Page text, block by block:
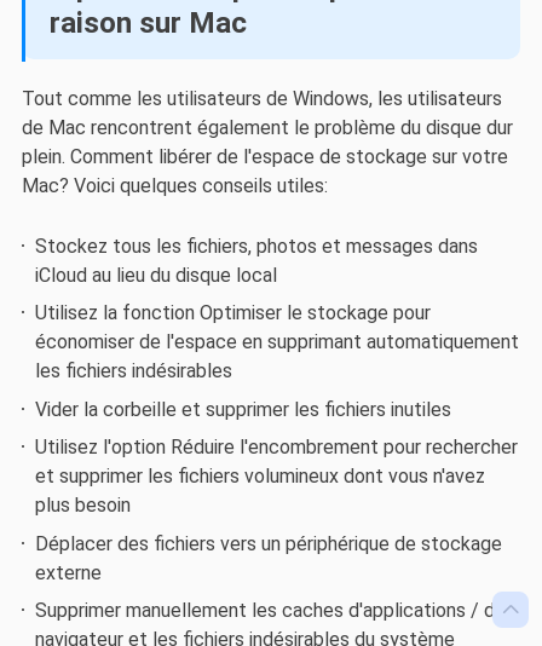

raison sur Mac
Tout comme les utilisateurs de Windows, les utilisateurs
de Mac rencontrent également le problème du disque dur
plein. Comment libérer de l'espace de stockage sur votre
Mac? Voici quelques conseils utiles:
Stockez tous les fichiers, photos et messages dans
iCloud au lieu du disque local
Utilisez la fonction Optimiser le stockage pour
économiser de l'espace en supprimant automatiquement
les fichiers indésirables
Vider la corbeille et supprimer les fichiers inutiles
Utilisez l'option Réduire l'encombrement pour rechercher
et supprimer les fichiers volumineux dont vous n'avez
plus besoin
Déplacer des fichiers vers un périphérique de stockage
externe
Supprimer manuellement les caches d'applications / de
navigateur et les fichiers indésirables du système